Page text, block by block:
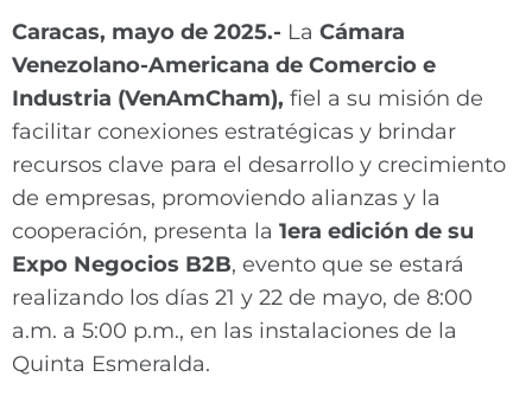
Caracas, mayo de 2025.- La Cámara
Venezolano-Americana de Comercio e
Industria (VenAmCham), fiel a su misión de
facilitar conexiones estratégicas y brindar
recursos clave para el desarrollo y crecimiento
de empresas, promoviendo alianzas y la
cooperación, presenta la 1era edición de su
Expo Negocios B2B, evento que se estará
realizando los días 21 y 22 de mayo, de 8:00
a.m. a 5:00 p.m., en las instalaciones de la
Quinta Esmeralda.